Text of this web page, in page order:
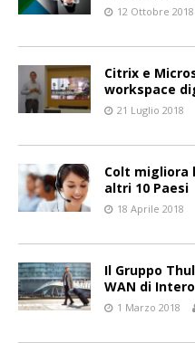
12 Ottobre 2018
Citrix e
workspace
21 Luglio 2018
Colt migliora
altri 10 Paesi
18 Aprile 2018
Il Gruppo
WAN di
1 Marzo 2018